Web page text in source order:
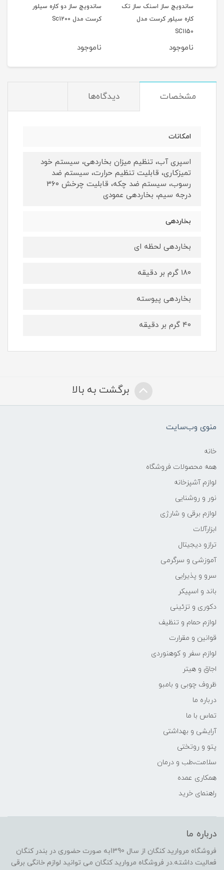
ساندویچ ساز اسنک ساز تک
کاره سیلور کرست مدل
SC1150
ناموجود
ساندویچ ساز دو کاره سیلور
کرست مدل Sc1200
ناموجود
مشخصات دیدگاه‌ها
امکانات
اسپری آب، تنظیم میزان بخاردهی، سیستم خود
تمیزکاری، قابلیت تنظیم حرارت، سیستم ضد
رسوب، سیستم ضد چکه، قابلیت چرخش ۳۶۰
درجه سیم، بخاردهی عمودی
بخاردهی
بخاردهی لحظه ای
۱۸۰ گرم بر دقیقه
بخاردهی پیوسته
۴۰ گرم بر دقیقه
برگشت به بالا
منوی وب‌سایت
خانه
همه محصولات فروشگاه
لوازم آشپزخانه
نور و روشنایی
لوازم برقی و شارژی
ابزارآلات
ترازو دیجیتال
آموزشی و سرگرمی
سرو و پذیرایی
باند و اسپیکر
دکوری و تزئینی
لوازم حمام و تنظیف
قوانین و مقرارت
لوازم سفر و کوهنوردی
اجاق و هیتر
ظروف چوبی و بامبو
درباره ما
تماس با ما
آرایشی و بهداشتی
پتو و روتختی
سلامت،طب و درمان
همکاری عمده
راهنمای خرید
درباره ما
فروشگاه مروارید کنگان از سال 1390به صورت حضوری در بندر کنگان
فعالیت داشته.در فروشگاه مروارید کنگان می توانید لوازم خانگی برقی